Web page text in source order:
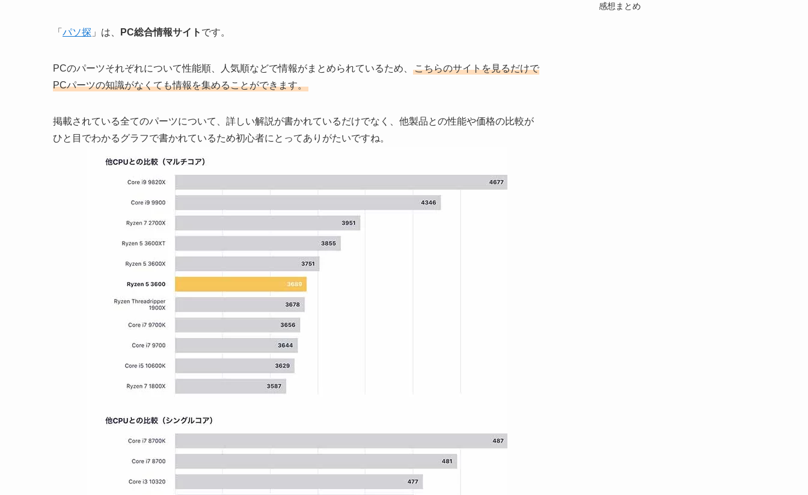
「 パソ探 」は、 PC総合情報サイト です。
PCのパーツそれぞれについて性能順、人気順などで情報がまとめられているため、
こちらのサイトを見るだけで
PCパーツの知識がなくても情報を集めることができます。
掲載されている全てのパーツについて、詳しい解説が書かれているだけでなく、他製品との性能や価格の比較が
ひと目でわかるグラフで書かれているため初心者にとってありがたいですね。
感想まとめ